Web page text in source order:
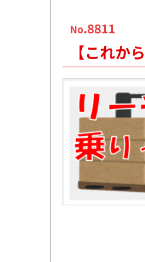
No.8811
【これか